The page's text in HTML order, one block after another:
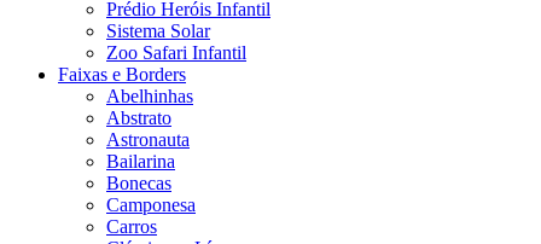
Prédio Heróis Infantil
Sistema Solar
Zoo Safari Infantil
Faixas e Borders
Abelhinhas
Abstrato
Astronauta
Bailarina
Bonecas
Camponesa
Carros